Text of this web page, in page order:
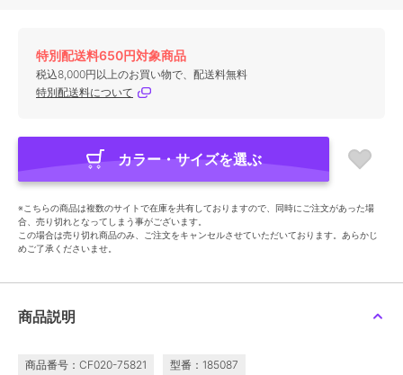
特別配送料650円対象商品
税込8,000円以上のお買い物で、配送料無料
特別配送料について
カラー・サイズを選ぶ
※こちらの商品は複数のサイトで在庫を共有しておりますので、同時にご注文があった場
合、売り切れとなってしまう事がございます。
この場合は売り切れ商品のみ、ご注文をキャンセルさせていただいております。あらかじ
めご了承くださいませ。
商品説明
商品番号：CF020-75821 型番：185087